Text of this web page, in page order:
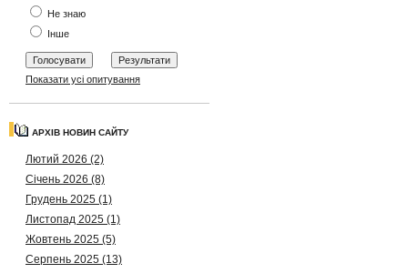
Не знаю
Інше
Показати усі опитування
АРХІВ НОВИН САЙТУ
Лютий 2026 (2)
Січень 2026 (8)
Грудень 2025 (1)
Листопад 2025 (1)
Жовтень 2025 (5)
Серпень 2025 (13)